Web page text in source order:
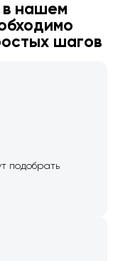
в нашем
шагов
подобрать